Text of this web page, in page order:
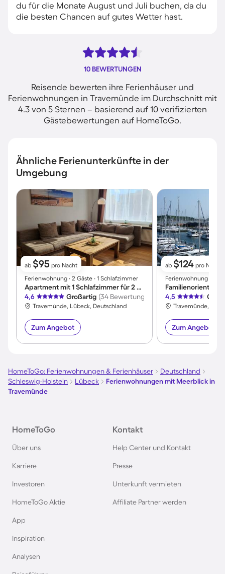
du für die Monate August und Juli buchen, da du
die besten Chancen auf gutes Wetter hast.
10 BEWERTUNGEN
Reisende bewerten ihre Ferienhäuser und
Ferienwohnungen in Travemünde im Durchschnitt mit
4.3 von 5 Sternen – basierend auf 10 verifizierten
Gästebewertungen auf HomeToGo.
Ähnliche Ferienunterkünfte in der
Umgebung
ab $95 pro Nacht
Ferienwohnung ∙ 2 Gäste ∙ 1 Schlafzimmer
Apartment mit 1 Schlafzimmer für 2 Personen
4,6
Großartig (34 Bewertungen)
Travemünde, Lübeck, Deutschland
Zum Angebot
ab $124 pro Nacht
Ferienwohnung ∙ 4
4,5
Travemünde,
Zum Angebot
HomeToGo: Ferienwohnungen & Ferienhäuser
Deutschland
Schleswig-Holstein
Lübeck
Ferienwohnungen mit Meerblick in
Travemünde
HomeToGo
Über uns
Karriere
Investoren
HomeToGo Aktie
App
Inspiration
Analysen
Kontakt
Help Center und Kontakt
Presse
Unterkunft vermieten
Affiliate Partner werden